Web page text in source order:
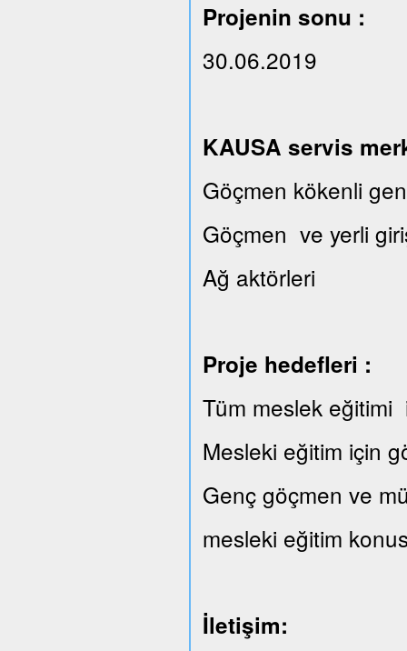
Projenin sonu :
30.06.2019
KAUSA servis
Göçmen kökenli
Göçmen ve yerli
Ağ aktörleri
Proje hedefleri :
Tüm meslek eğitimi
Mesleki eğitim için
Genç göçmen ve
mesleki eğitim
İletişim: